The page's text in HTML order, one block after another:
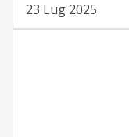
23 Lug 2025